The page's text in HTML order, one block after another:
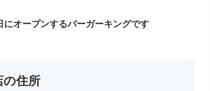
オープンするバーガーキングです
住所